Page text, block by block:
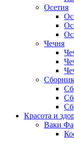
Осетия
Чечня
Красота и
Ваки